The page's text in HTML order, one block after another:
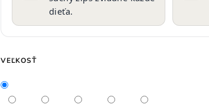
dieťa.
VEĽKOSŤ